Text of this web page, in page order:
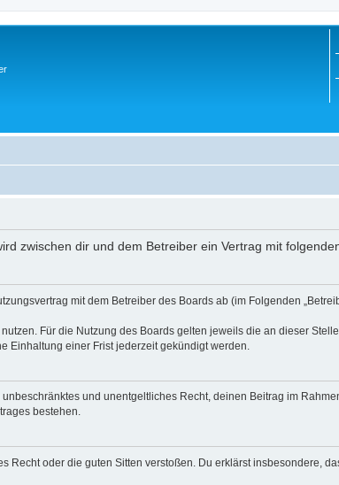
zwischen dir und dem Betreiber ein Vertrag mit
mit dem Betreiber des Boards ab (im Folgenden
Für die Nutzung des Boards gelten jeweils die an dieser
Einhaltung einer Frist jederzeit gekündigt werden.
und unentgeltliches Recht, deinen Beitrag im
bestehen.
oder die guten Sitten verstoßen. Du erklärst insbesondere,